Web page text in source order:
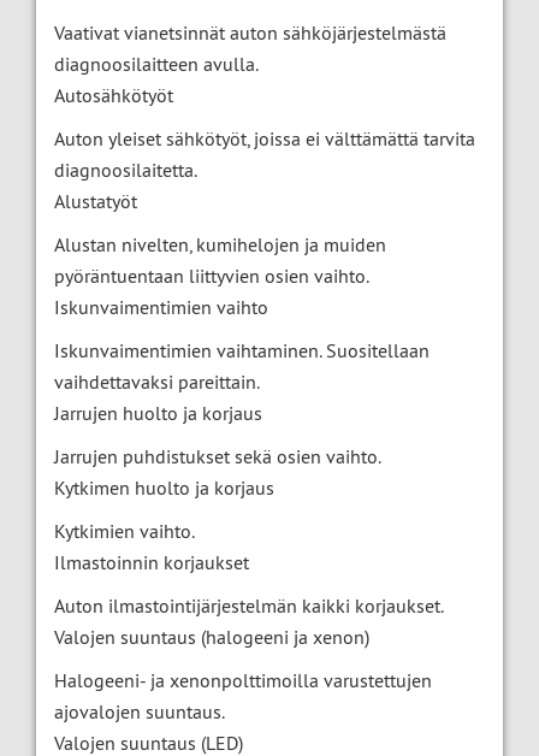
Vaativat vianetsinnät auton sähköjärjestelmästä
diagnoosilaitteen avulla.
Autosähkötyöt
Auton yleiset sähkötyöt, joissa ei välttämättä tarvita
diagnoosilaitetta.
Alustatyöt
Alustan nivelten, kumihelojen ja muiden
pyöräntuentaan liittyvien osien vaihto.
Iskunvaimentimien vaihto
Iskunvaimentimien vaihtaminen. Suositellaan
vaihdettavaksi pareittain.
Jarrujen huolto ja korjaus
Jarrujen puhdistukset sekä osien vaihto.
Kytkimen huolto ja korjaus
Kytkimien vaihto.
Ilmastoinnin korjaukset
Auton ilmastointijärjestelmän kaikki korjaukset.
Valojen suuntaus (halogeeni ja xenon)
Halogeeni- ja xenonpolttimoilla varustettujen
ajovalojen suuntaus.
Valojen suuntaus (LED)